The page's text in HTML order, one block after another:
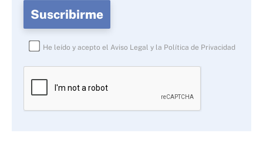
He leído y acepto el Aviso Legal y la Política de Privacidad
deja